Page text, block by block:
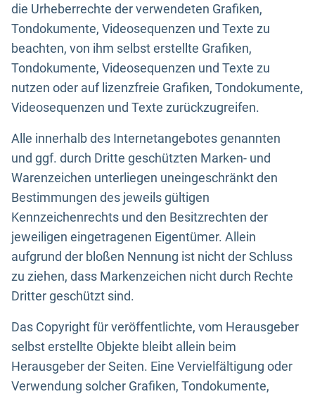
die Urheberrechte der verwendeten Grafiken,
Tondokumente, Videosequenzen und Texte zu
beachten, von ihm selbst erstellte Grafiken,
Tondokumente, Videosequenzen und Texte zu
nutzen oder auf lizenzfreie Grafiken, Tondokumente,
Videosequenzen und Texte zurückzugreifen.
Alle innerhalb des Internetangebotes genannten
und ggf. durch Dritte geschützten Marken- und
Warenzeichen unterliegen uneingeschränkt den
Bestimmungen des jeweils gültigen
Kennzeichenrechts und den Besitzrechten der
jeweiligen eingetragenen Eigentümer. Allein
aufgrund der bloßen Nennung ist nicht der Schluss
zu ziehen, dass Markenzeichen nicht durch Rechte
Dritter geschützt sind.
Das Copyright für veröffentlichte, vom Herausgeber
selbst erstellte Objekte bleibt allein beim
Herausgeber der Seiten. Eine Vervielfältigung oder
Verwendung solcher Grafiken, Tondokumente,